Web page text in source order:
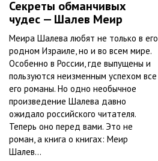
Секреты обманчивых
чудес — Шалев Меир
Меира Шалева любят не только в его
родном Израиле, но и во всем мире.
Особенно в России, где выпущены и
пользуются неизменным успехом все
его романы. Но одно необычное
произведение Шалева давно
ожидало российского читателя.
Теперь оно перед вами. Это не
роман, а книга о книгах: Меир
Шалев...